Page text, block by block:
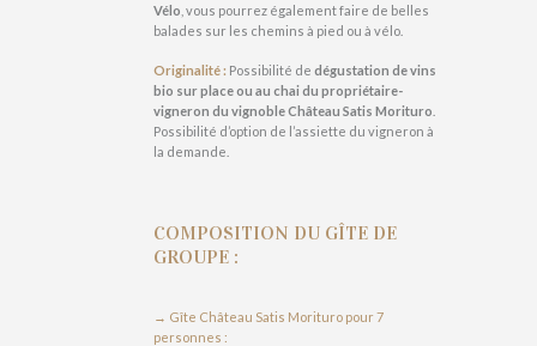
Vélo , vous pourrez également faire de belles
balades sur les chemins à pied ou à vélo.
Originalité : Possibilité de dégustation de vins
bio sur place ou au chai du propriétaire-
vigneron du vignoble Château Satis Morituro
Possibilité d’option de l’assiette du vigneron à
la demande.
COMPOSITION DU GÎTE DE
GROUPE :
→ Gîte Château Satis Morituro pour 7
personnes :